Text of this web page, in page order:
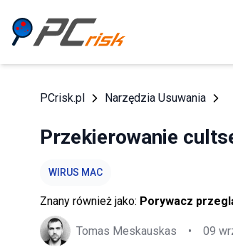
PCrisk.pl Narzędzia Usuwania
Przekierowanie
WIRUS MAC
Znany również jako: Porywacz
Tomas Meskauskas • 09